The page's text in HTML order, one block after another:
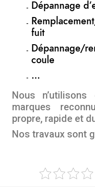
Dépannage
fuit
Dépannage/
coule
…
Nous
marques
propre, rapide et
Nos travaux sont